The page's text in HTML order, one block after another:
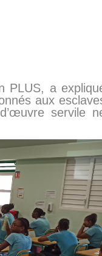
PLUS, a
aux
servile